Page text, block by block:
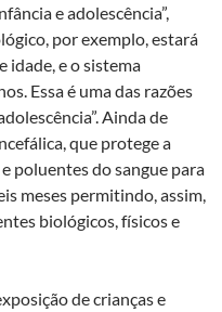
e adolescência”,
por exemplo, estará
idade, e o sistema
Essa é uma das razões
Ainda de
que protege a
poluentes do sangue para
meses permitindo, assim,
biológicos, físicos e
de crianças e